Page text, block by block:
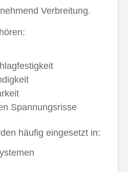
Verbreitung.
Spannungsrisse
häufig eingesetzt in: